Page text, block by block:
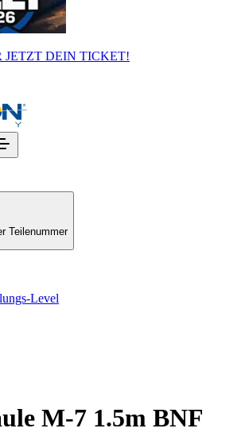
JETZT DEIN TICKET!
Teilenummer
Level
M-7 1.5m BNF